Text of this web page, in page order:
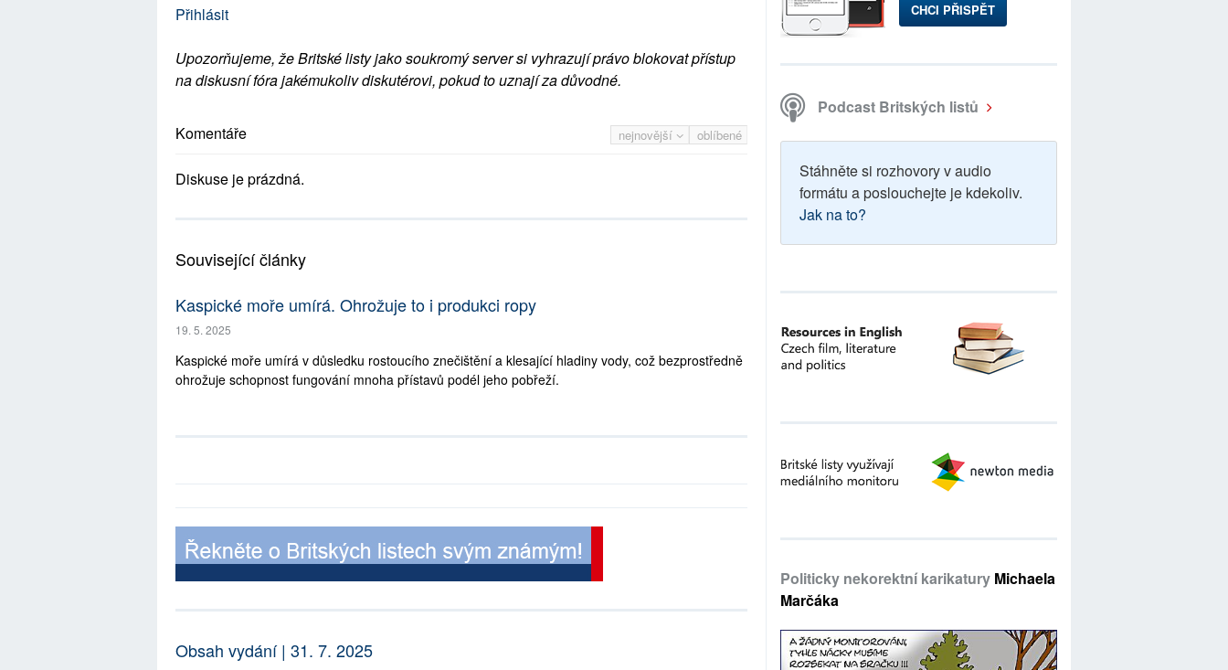
Přihlásit
Upozorňujeme, že Britské listy jako soukromý server si vyhrazují právo blokovat přístup
na diskusní fóra jakémukoliv diskutérovi, pokud to uznají za důvodné.
nejnovější oblíbené
Komentáře
Diskuse je prázdná.
Související články
Kaspické moře umírá. Ohrožuje to i produkci ropy
19. 5. 2025
Kaspické moře umírá v důsledku rostoucího znečištění a klesající hladiny vody, což bezprostředně
ohrožuje schopnost fungování mnoha přístavů podél jeho pobřeží.
Obsah vydání | 31. 7. 2025
CHCI PŘISPĚT
Podcast Britských listů
Stáhněte si rozhovory v audio
formátu a poslouchejte je kdekoliv.
Jak na to?
Politicky nekorektní karikatury Michaela
Marčáka